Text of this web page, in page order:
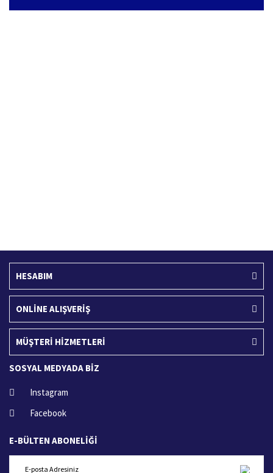
HESABIM
ONLİNE ALIŞVERİŞ
MÜŞTERİ HİZMETLERİ
SOSYAL MEDYADA BİZ
Instagram
Facebook
E-BÜLTEN ABONELİĞİ